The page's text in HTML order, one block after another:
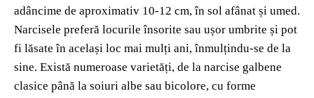
adâncime de aproximativ 10-12 cm, în sol afânat și umed.
Narcisele preferă locurile însorite sau ușor umbrite și pot
fi lăsate în același loc mai mulți ani, înmulțindu-se de la
sine. Există numeroase varietăți, de la narcise galbene
clasice până la soiuri albe sau bicolore, cu forme